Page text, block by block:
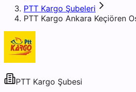
PTT Kargo Şubeleri
PTT Kargo Ankara Keçiören
PTT Kargo Şubesi